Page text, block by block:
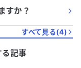
すか？
すべて見る(4)
る記事